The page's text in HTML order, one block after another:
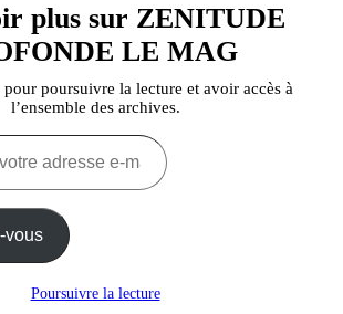
plus sur ZENITUDE
LE MAG
poursuivre la lecture et avoir accès à
l’ensemble des archives.
vous
Poursuivre la lecture